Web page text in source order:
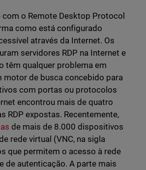
o Remote Desktop Protocol
como está configurado
através da Internet. Os
servidores RDP na Internet e
têm qualquer problema em
motor de busca concebido para
com portas ou protocolos
encontrou mais de quatro
RDP expostas. Recentemente,
de mais de 8.000 dispositivos
rede virtual (VNC, na sigla
que permitem o acesso à rede
de autenticação. A parte mais